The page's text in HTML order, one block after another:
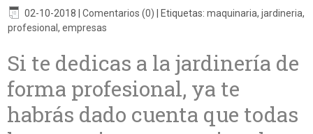
02-10-2018 | Comentarios (0) | Etiquetas: maquinaria, jardineria,
profesional, empresas
Si te dedicas a la jardinería de
forma profesional, ya te
habrás dado cuenta que todas